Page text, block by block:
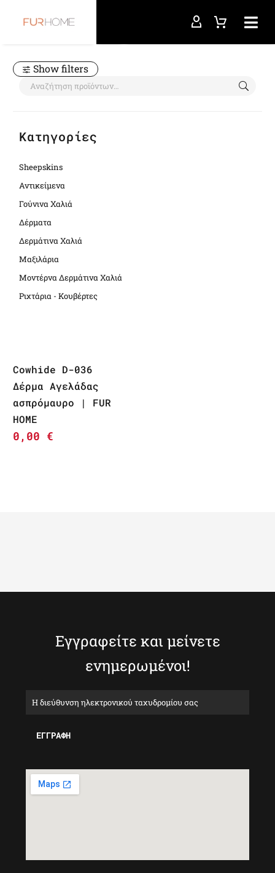
Show filters
Κατηγορίες
Sheepskins
Αντικείμενα
Γούνινα Χαλιά
Δέρματα
Δερμάτινα Χαλιά
Μαξιλάρια
Μοντέρνα Δερμάτινα Χαλιά
Ριχτάρια - Κουβέρτες
Cowhide D-036
Δέρμα Αγελάδας
ασπρόμαυρο | FUR
HOME
0,00 €
Εγγραφείτε και μείνετε
ενημερωμένοι!